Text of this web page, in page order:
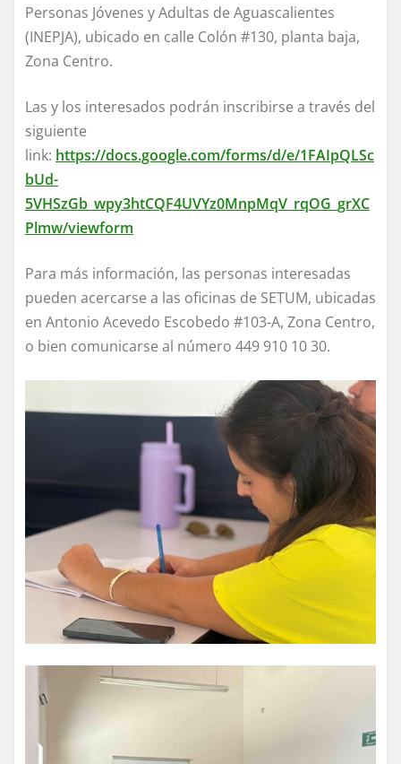
Personas Jóvenes y Adultas de Aguascalientes
(INEPJA), ubicado en calle Colón #130, planta baja,
Zona Centro.
Las y los interesados podrán inscribirse a través del
siguiente
link: https://docs.google.com/forms/d/e/1FAIpQLSc
bUd-
5VHSzGb_wpy3htCQF4UVYz0MnpMqV_rqOG_grXC
Plmw/viewform
Para más información, las personas interesadas
pueden acercarse a las oficinas de SETUM, ubicadas
en Antonio Acevedo Escobedo #103-A, Zona Centro,
o bien comunicarse al número 449 910 10 30.